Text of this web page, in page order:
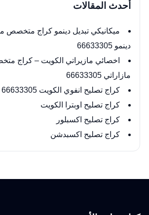
أحدث المقالات
ميكانيكي تبديل دينمو كراج متخصص
دينمو 66633305
اخصائي مازيراتي الكويت – كراج
مازاراتي 66633305
كراج تصليح انفوي الكويت 66633305 اخصائي جيمس
كراج تصليح اوبترا الكويت
كراج تصليح اكسبلور
كراج تصليح اكسبدشن